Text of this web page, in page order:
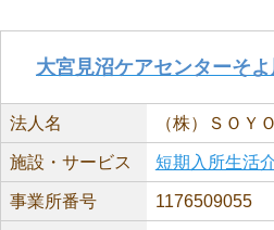
大宮見沼ケアセンターそ
法人名 （株）ＳＯＹ
施設・サービス 短期入所生活
事業所番号 1176509055